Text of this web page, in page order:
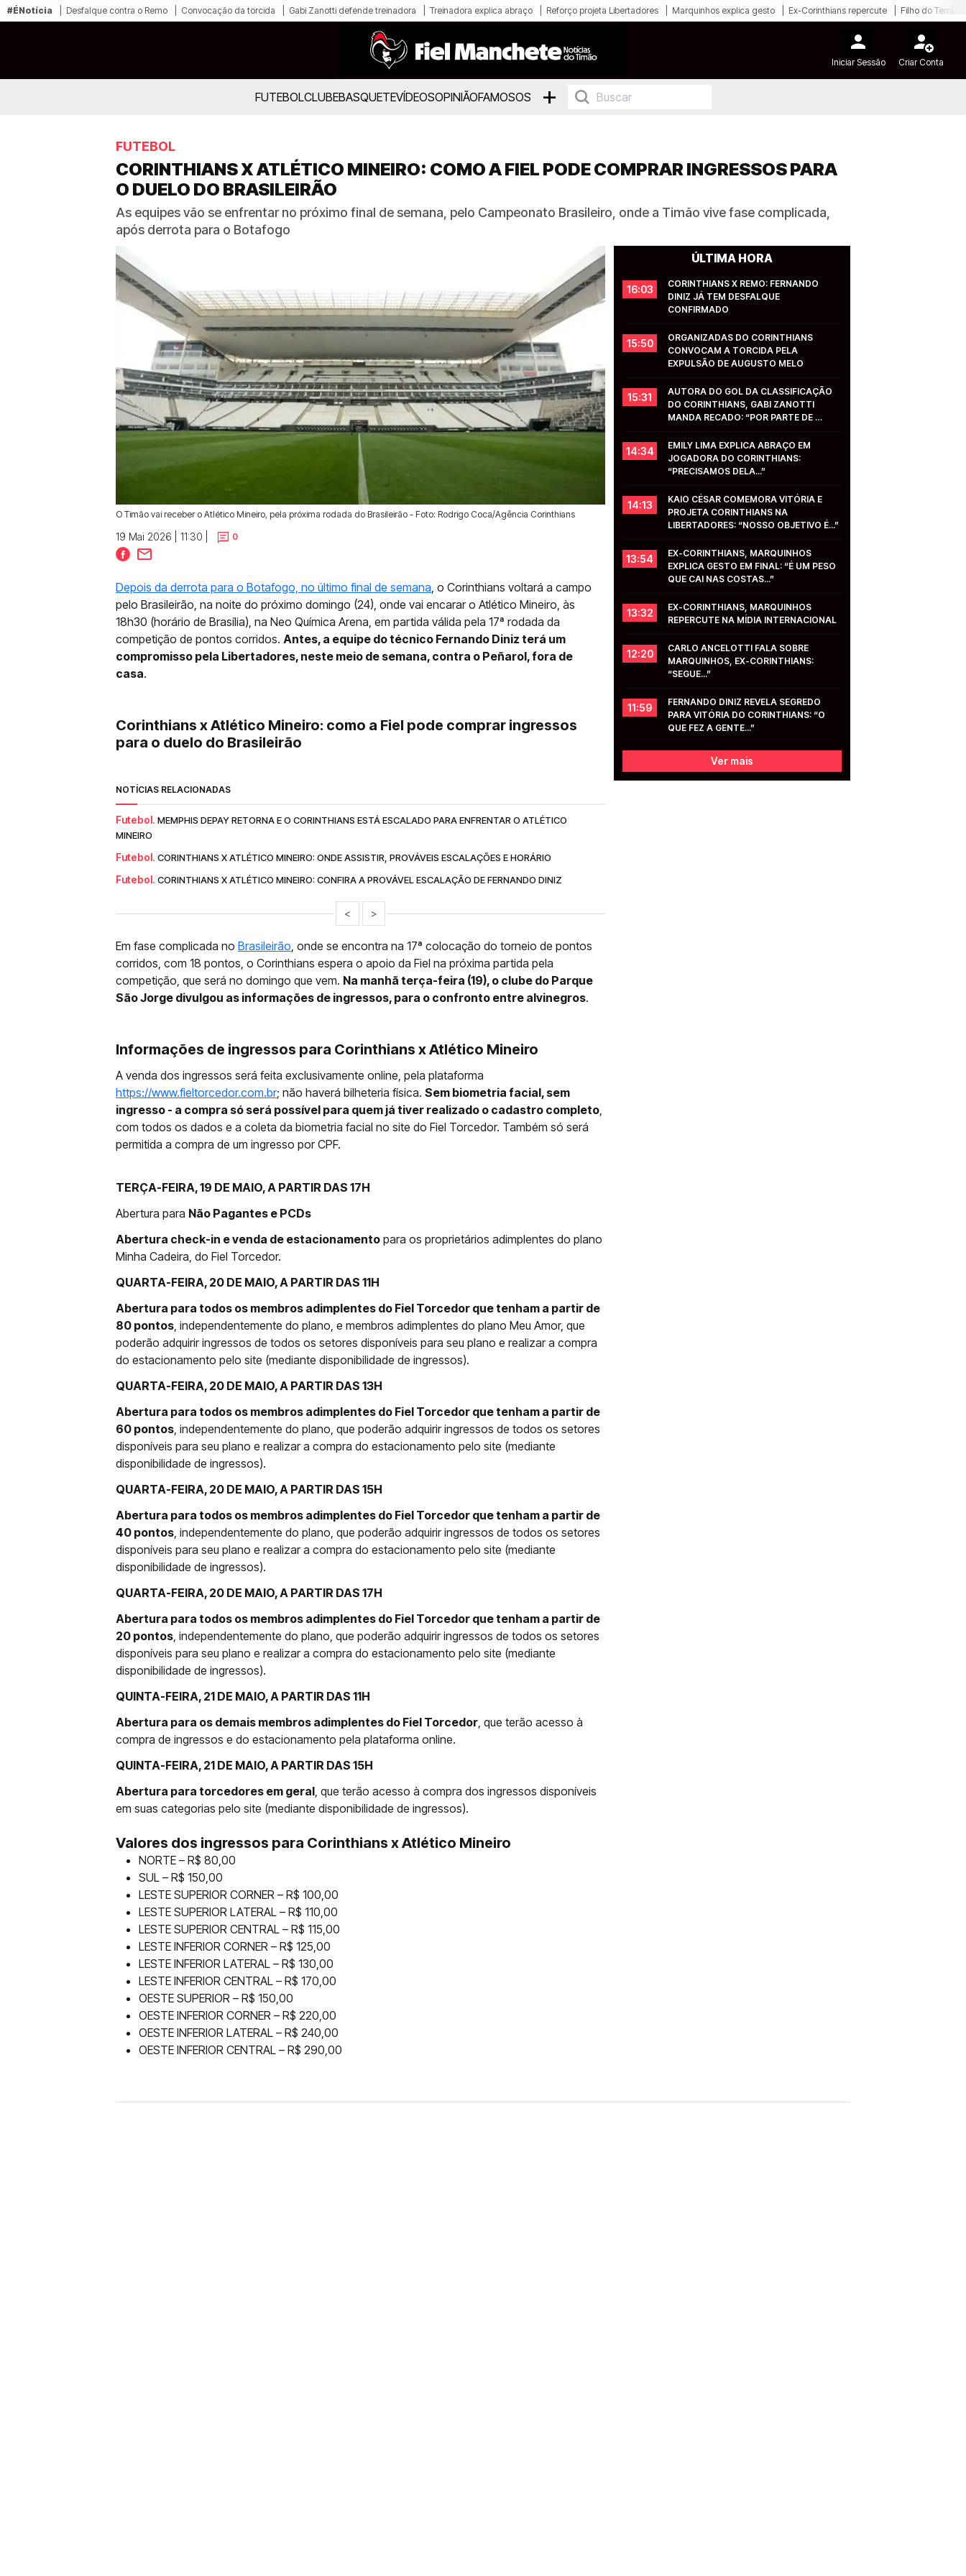
#ÉNotícia Desfalque contra o Remo Convocação da torcida Gabi Zanotti defende treinadora Treinadora explica abraço Reforço projeta Libertadores Marquinhos explica gesto Ex-Corinthians repercute Filho do Terrão
Iniciar Sessão Criar Conta
FUTEBOLCLUBEBASQUETEVÍDEOSOPINIÃOFAMOSOS +
FUTEBOL
CORINTHIANS X ATLÉTICO MINEIRO: COMO A FIEL PODE COMPRAR INGRESSOS PARA
O DUELO DO BRASILEIRÃO
As equipes vão se enfrentar no próximo final de semana, pelo Campeonato Brasileiro, onde a Timão vive fase complicada,
após derrota para o Botafogo
O Timão vai receber o Atlético Mineiro, pela próxima rodada do Brasileirão - Foto: Rodrigo Coca/Agência Corinthians
19 Mai 2026 | 11:30 | 0
Depois da derrota para o Botafogo, no último final de semana, o Corinthians voltará a campo
pelo Brasileirão, na noite do próximo domingo (24), onde vai encarar o Atlético Mineiro, às
18h30 (horário de Brasília), na Neo Química Arena, em partida válida pela 17ª rodada da
competição de pontos corridos. Antes, a equipe do técnico Fernando Diniz terá um
compromisso pela Libertadores, neste meio de semana, contra o Peñarol, fora de
casa.
Corinthians x Atlético Mineiro: como a Fiel pode comprar ingressos
para o duelo do Brasileirão
NOTÍCIAS RELACIONADAS
Futebol. MEMPHIS DEPAY RETORNA E O CORINTHIANS ESTÁ ESCALADO PARA ENFRENTAR O ATLÉTICO
MINEIRO
Futebol. CORINTHIANS X ATLÉTICO MINEIRO: ONDE ASSISTIR, PROVÁVEIS ESCALAÇÕES E HORÁRIO
Futebol. CORINTHIANS X ATLÉTICO MINEIRO: CONFIRA A PROVÁVEL ESCALAÇÃO DE FERNANDO DINIZ
< >
Em fase complicada no Brasileirão, onde se encontra na 17ª colocação do torneio de pontos
corridos, com 18 pontos, o Corinthians espera o apoio da Fiel na próxima partida pela
competição, que será no domingo que vem. Na manhã terça-feira (19), o clube do Parque
São Jorge divulgou as informações de ingressos, para o confronto entre alvinegros.
Informações de ingressos para Corinthians x Atlético Mineiro
A venda dos ingressos será feita exclusivamente online, pela plataforma
https://www.fieltorcedor.com.br; não haverá bilheteria física. Sem biometria facial, sem
ingresso - a compra só será possível para quem já tiver realizado o cadastro completo,
com todos os dados e a coleta da biometria facial no site do Fiel Torcedor. Também só será
permitida a compra de um ingresso por CPF.
TERÇA-FEIRA, 19 DE MAIO, A PARTIR DAS 17H
Abertura para Não Pagantes e PCDs
Abertura check-in e venda de estacionamento para os proprietários adimplentes do plano
Minha Cadeira, do Fiel Torcedor.
QUARTA-FEIRA, 20 DE MAIO, A PARTIR DAS 11H
Abertura para todos os membros adimplentes do Fiel Torcedor que tenham a partir de
80 pontos, independentemente do plano, e membros adimplentes do plano Meu Amor, que
poderão adquirir ingressos de todos os setores disponíveis para seu plano e realizar a compra
do estacionamento pelo site (mediante disponibilidade de ingressos).
QUARTA-FEIRA, 20 DE MAIO, A PARTIR DAS 13H
Abertura para todos os membros adimplentes do Fiel Torcedor que tenham a partir de
60 pontos, independentemente do plano, que poderão adquirir ingressos de todos os setores
disponíveis para seu plano e realizar a compra do estacionamento pelo site (mediante
disponibilidade de ingressos).
QUARTA-FEIRA, 20 DE MAIO, A PARTIR DAS 15H
Abertura para todos os membros adimplentes do Fiel Torcedor que tenham a partir de
40 pontos, independentemente do plano, que poderão adquirir ingressos de todos os setores
disponíveis para seu plano e realizar a compra do estacionamento pelo site (mediante
disponibilidade de ingressos).
QUARTA-FEIRA, 20 DE MAIO, A PARTIR DAS 17H
Abertura para todos os membros adimplentes do Fiel Torcedor que tenham a partir de
20 pontos, independentemente do plano, que poderão adquirir ingressos de todos os setores
disponíveis para seu plano e realizar a compra do estacionamento pelo site (mediante
disponibilidade de ingressos).
QUINTA-FEIRA, 21 DE MAIO, A PARTIR DAS 11H
Abertura para os demais membros adimplentes do Fiel Torcedor, que terão acesso à
compra de ingressos e do estacionamento pela plataforma online.
QUINTA-FEIRA, 21 DE MAIO, A PARTIR DAS 15H
Abertura para torcedores em geral, que terão acesso à compra dos ingressos disponíveis
em suas categorias pelo site (mediante disponibilidade de ingressos).
Valores dos ingressos para Corinthians x Atlético Mineiro
NORTE – R$ 80,00
SUL – R$ 150,00
LESTE SUPERIOR CORNER – R$ 100,00
LESTE SUPERIOR LATERAL – R$ 110,00
LESTE SUPERIOR CENTRAL – R$ 115,00
LESTE INFERIOR CORNER – R$ 125,00
LESTE INFERIOR LATERAL – R$ 130,00
LESTE INFERIOR CENTRAL – R$ 170,00
OESTE SUPERIOR – R$ 150,00
OESTE INFERIOR CORNER – R$ 220,00
OESTE INFERIOR LATERAL – R$ 240,00
OESTE INFERIOR CENTRAL – R$ 290,00
ÚLTIMA HORA
16:03
CORINTHIANS X REMO: FERNANDO
DINIZ JÁ TEM DESFALQUE
CONFIRMADO
15:50
ORGANIZADAS DO CORINTHIANS
CONVOCAM A TORCIDA PELA
EXPULSÃO DE AUGUSTO MELO
15:31
AUTORA DO GOL DA CLASSIFICAÇÃO
DO CORINTHIANS, GABI ZANOTTI
MANDA RECADO: “POR PARTE DE
14:34
EMILY LIMA EXPLICA ABRAÇO EM
JOGADORA DO CORINTHIANS:
“PRECISAMOS DELA...”
14:13
KAIO CÉSAR COMEMORA VITÓRIA E
PROJETA CORINTHIANS NA
LIBERTADORES: “NOSSO OBJETIVO É...”
13:54
EX-CORINTHIANS, MARQUINHOS
EXPLICA GESTO EM FINAL: “É UM PESO
QUE CAI NAS COSTAS...”
13:32
EX-CORINTHIANS, MARQUINHOS
REPERCUTE NA MÍDIA INTERNACIONAL
12:20
CARLO ANCELOTTI FALA SOBRE
MARQUINHOS, EX-CORINTHIANS:
“SEGUE...”
11:59
FERNANDO DINIZ REVELA SEGREDO
PARA VITÓRIA DO CORINTHIANS: “O
QUE FEZ A GENTE...”
Ver mais